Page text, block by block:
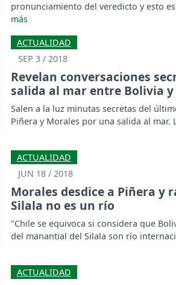
pronunciamiento del veredicto y esto
ACTUALIDAD
SEP 3 / 2018
Revelan conversaciones
salida al mar entre Bolivia y
Salen a la luz minutas secretas del
Piñera y Morales por una salida al mar.
ACTUALIDAD
JUN 18 / 2018
Morales desdice a Piñera y
Silala no es un río
"Chile se equivoca si considera que
del manantial del Silala son río
ACTUALIDAD